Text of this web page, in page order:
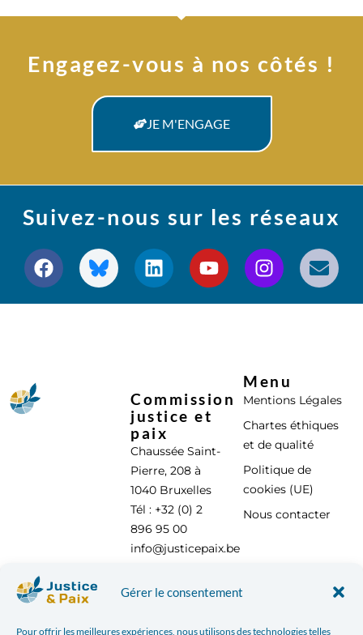
Gérer le consentement
Pour offrir les meilleures expériences, nous utilisons des technologies telles
Engagez-vous à nos côtés !
JE M'ENGAGE
Suivez-nous sur les réseaux
Commission
justice et
paix
Chaussée Saint-
Pierre, 208 à
1040 Bruxelles
Tél : +32 (0) 2
896 95 00
info@justicepaix.be
Menu
Mentions Légales
Chartes éthiques
et de qualité
Politique de
cookies (UE)
Nous contacter